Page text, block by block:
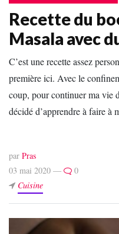
Recette du
Masala avec
C’est une recette assez
première ici. Avec le
coup, pour continuer ma vie
décidé d’apprendre à faire à
par Pras
03 mai 2020 —
0
Cuisine